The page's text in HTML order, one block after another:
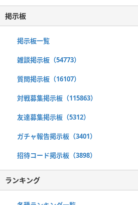
掲示板
掲示板一覧
雑談掲示板（54773）
質問掲示板（16107）
対戦募集掲示板（115863）
友達募集掲示板（5312）
ガチャ報告掲示板（3401）
招待コード掲示板（3898）
ランキング